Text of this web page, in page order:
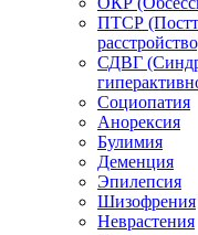
ПТСР
СДВГ
Социопатия
Анорексия
Булимия
Деменция
Эпилепсия
Шизофрения
Неврастения